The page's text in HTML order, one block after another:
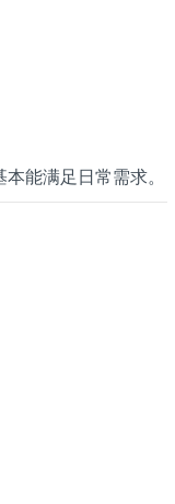
本能满足日常需求。